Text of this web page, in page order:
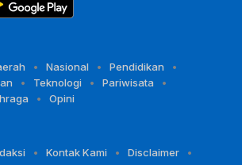
Nasional
Pendidikan
Teknologi
Pariwisata
Opini
Kontak Kami
Disclaimer